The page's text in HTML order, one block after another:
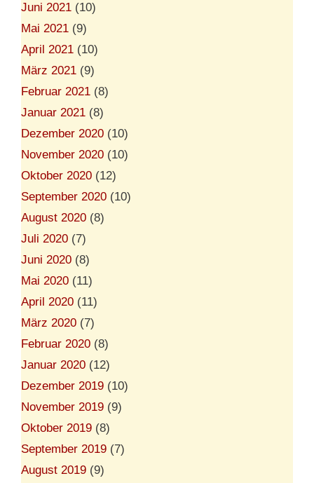
Juni 2021 (10)
Mai 2021 (9)
April 2021 (10)
März 2021 (9)
Februar 2021 (8)
Januar 2021 (8)
Dezember 2020 (10)
November 2020 (10)
Oktober 2020 (12)
September 2020 (10)
August 2020 (8)
Juli 2020 (7)
Juni 2020 (8)
Mai 2020 (11)
April 2020 (11)
März 2020 (7)
Februar 2020 (8)
Januar 2020 (12)
Dezember 2019 (10)
November 2019 (9)
Oktober 2019 (8)
September 2019 (7)
August 2019 (9)